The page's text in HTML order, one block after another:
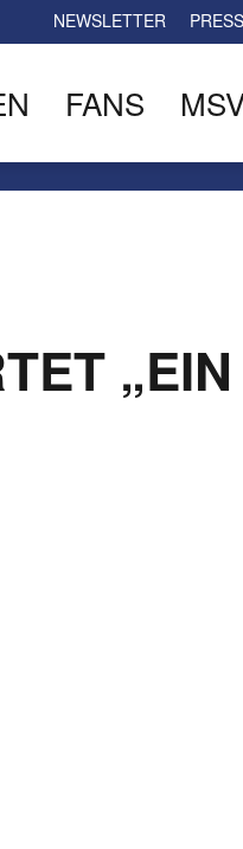
NEWSLETTER
FANS
„EIN